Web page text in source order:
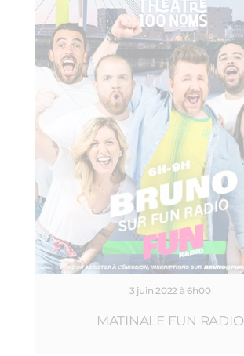
3 juin 2022 à 6h00
MATINALE FUN RADIO